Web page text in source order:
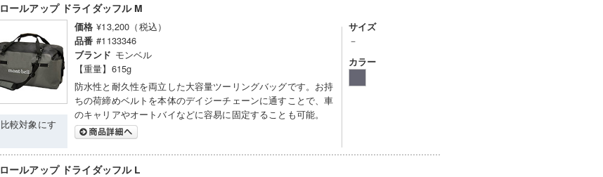
ロールアップ ドライダッフル M
比較対象にす
価格 ¥13,200（税込）
品番 #1133346
ブランド モンベル
【重量】615g
防水性と耐久性を両立した大容量ツーリングバッグです。お持
ちの荷締めベルトを本体のデイジーチェーンに通すことで、車
のキャリアやオートバイなどに容易に固定することも可能。
サイズ
－
カラー
ロールアップ ドライダッフル L